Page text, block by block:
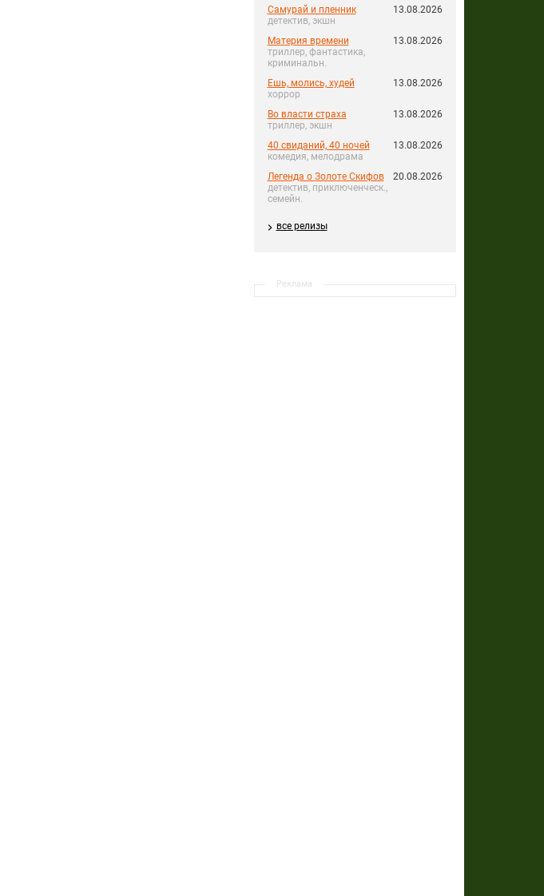
Самурай и пленник
детектив, экшн
13.08.2026
Материя времени
триллер, фантастика,
криминальн.
13.08.2026
Ешь, молись, худей
хоррор
13.08.2026
Во власти страха
триллер, экшн
13.08.2026
40 свиданий, 40 ночей
комедия, мелодрама
13.08.2026
Легенда о Золоте Скифов
детектив, приключенческ.,
семейн.
20.08.2026
все релизы
Реклама